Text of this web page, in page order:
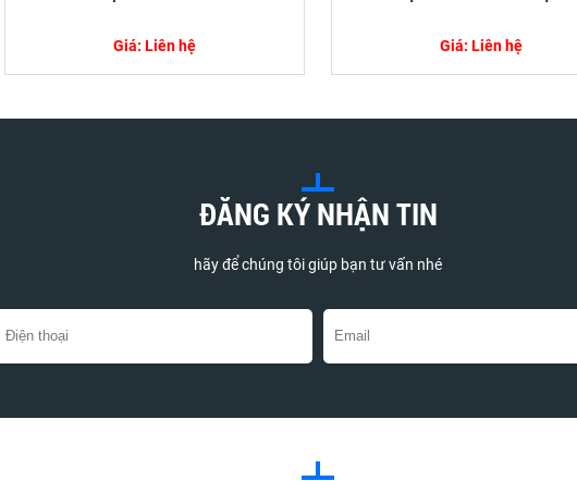
Giá: Liên hệ Giá: Liên hệ
ĐĂNG KÝ NHẬN TIN
hãy để chúng tôi giúp bạn tư vấn nhé
trọng được nghiên cứu rộng rãi trên thế giới. Chúng có thể...